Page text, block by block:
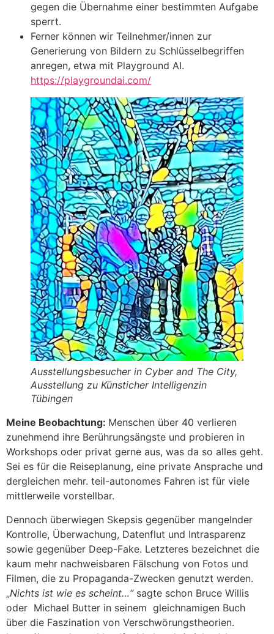
gegen die Übernahme einer bestimmten Aufgabe
sperrt.
Ferner können wir Teilnehmer/innen zur
Generierung von Bildern zu Schlüsselbegriffen
anregen, etwa mit Playground AI.
https://playgroundai.com/
Ausstellungsbesucher in Cyber and The City,
Ausstellung zu Künsticher Intelligenzin
Tübingen
Meine Beobachtung: Menschen über 40 verlieren
zunehmend ihre Berührungsängste und probieren in
Workshops oder privat gerne aus, was da so alles geht.
Sei es für die Reiseplanung, eine private Ansprache und
dergleichen mehr. teil-autonomes Fahren ist für viele
mittlerweile vorstellbar.
Dennoch überwiegen Skepsis gegenüber mangelnder
Kontrolle, Überwachung, Datenflut und Intrasparenz
sowie gegenüber Deep-Fake. Letzteres bezeichnet die
kaum mehr nachweisbaren Fälschung von Fotos und
Filmen, die zu Propaganda-Zwecken genutzt werden.
„Nichts ist wie es scheint…“ sagte schon Bruce Willis
oder Michael Butter in seinem gleichnamigen Buch
über die Faszination von Verschwörungstheorien.